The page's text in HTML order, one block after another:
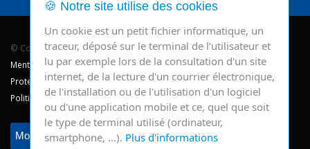
© Copyright 2026 - CHR Verviers.
Mentions légales
Protection des données
Politique de cookie
Modifier mes préférences
🍪 Notre site utilise des cookies
Un cookie est un petit fichier informatique, un
traceur, déposé sur le terminal de l’utilisateur et
lu par exemple lors de la consultation d'un site
internet, de la lecture d'un courrier électronique,
de l'installation ou de l'utilisation d'un logiciel
ou d'une application mobile et ce, quel que soit
le type de terminal utilisé (ordinateur,
smartphone, …). Plus d'informations